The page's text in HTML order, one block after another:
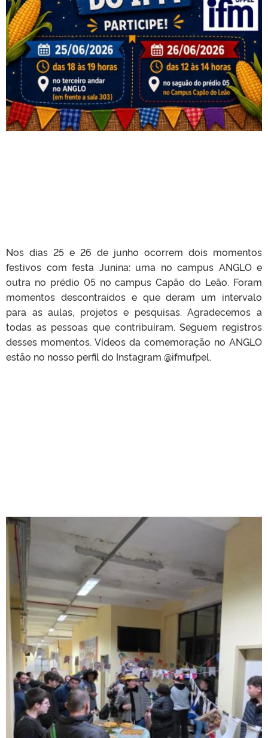
Nos dias 25 e 26 de junho ocorrem dois momentos
festivos com festa Junina: uma no campus ANGLO e
outra no prédio 05 no campus Capão do Leão. Foram
momentos descontraídos e que deram um intervalo
para as aulas, projetos e pesquisas. Agradecemos a
todas as pessoas que contribuíram. Seguem registros
desses momentos. Vídeos da comemoração no ANGLO
estão no nosso perfil do Instagram @ifmufpel.